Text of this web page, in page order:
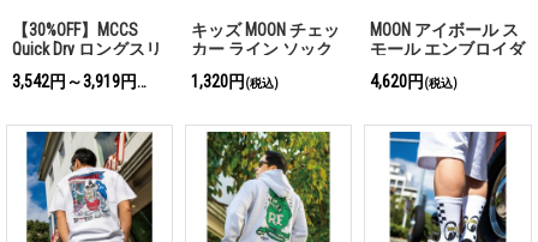
【30%OFF】MCCS
Quick Dry ロングスリ
3,542円～3,919円
(税込)
キッズ MOON チェッ
カー ライン ソック
1,320円(税込)
MOON アイボール ス
モール エンブロイダ
4,620円(税込)